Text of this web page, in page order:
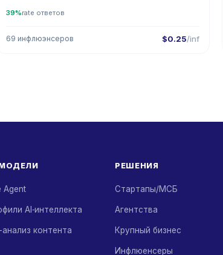
39%rate ответов
69 инфлюэнсеров $0.25/inf
Agent
AI‑интеллекта
контента
РЕШЕНИЯ
Стартапы/МСБ
Агентства
Крупный бизнес
Инфлюенсеры